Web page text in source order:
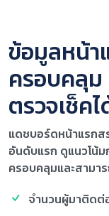
ข้อมูลหน้า
ครอบคลุม
ตรวจเช็คไ
แดชบอร์ดหน้าแรกส
อันดับแรก ดูแนวโน้ม
ครอบคลุมและสามา
จำนวนผู้มาติดต่